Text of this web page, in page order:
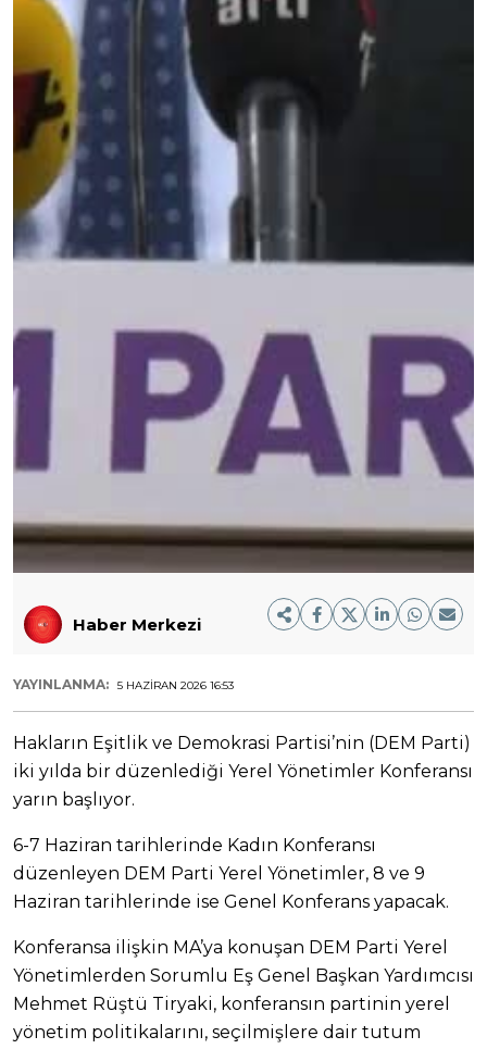
Haber Merkezi
YAYINLANMA: 5 HAZIRAN 2026 16:53
Hakların Eşitlik ve Demokrasi Partisi’nin (DEM Parti)
iki yılda bir düzenlediği Yerel Yönetimler Konferansı
yarın başlıyor.
6-7 Haziran tarihlerinde Kadın Konferansı
düzenleyen DEM Parti Yerel Yönetimler, 8 ve 9
Haziran tarihlerinde ise Genel Konferans yapacak.
Konferansa ilişkin MA’ya konuşan DEM Parti Yerel
Yönetimlerden Sorumlu Eş Genel Başkan Yardımcısı
Mehmet Rüştü Tiryaki, konferansın partinin yerel
yönetim politikalarını, seçilmişlere dair tutum